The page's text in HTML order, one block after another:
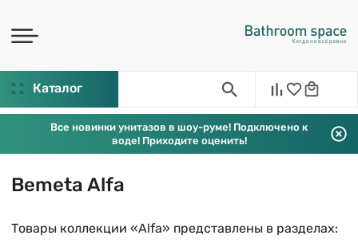
Каталог
Все новинки унитазов в шоу-руме! Подключено к
воде! Приходите оценить!
Bemeta Alfa
Товары коллекции «Alfa» представлены в разделах: